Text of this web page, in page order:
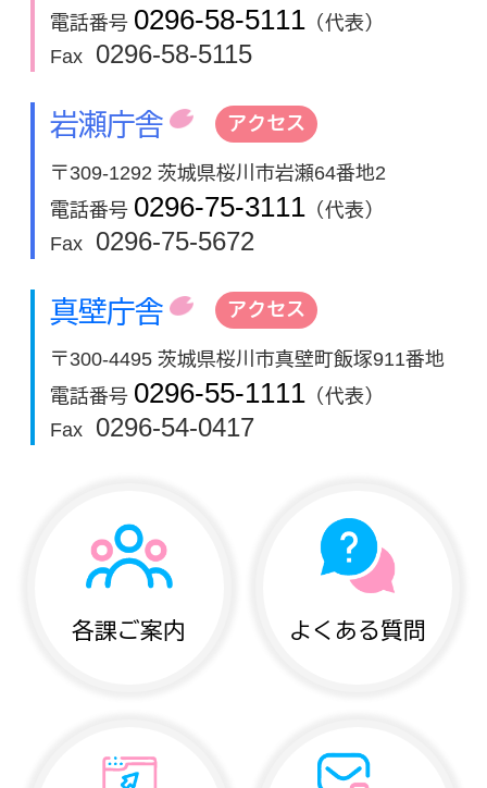
電話番号 0296-58-5111 （代表）
Fax
0296-58-5115
岩瀬庁舎 アクセス
〒309-1292 茨城県桜川市岩瀬64番地2
電話番号 0296-75-3111 （代表）
Fax
0296-75-5672
真壁庁舎 アクセス
〒300-4495 茨城県桜川市真壁町飯塚911番地
電話番号 0296-55-1111 （代表）
Fax
0296-54-0417
各課ご案内 よくある質問